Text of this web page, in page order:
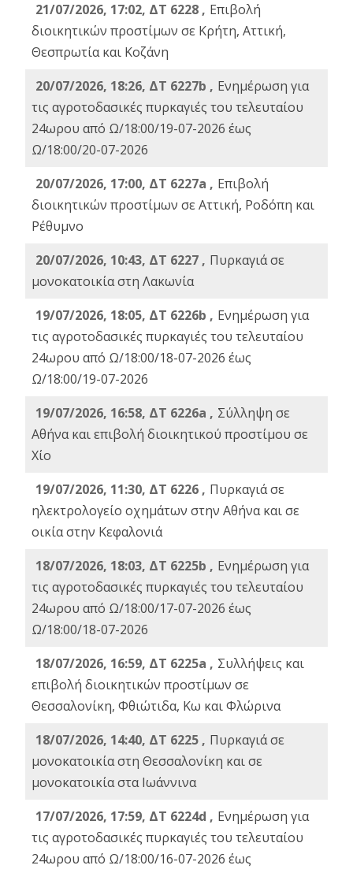
21/07/2026, 17:02, ΔΤ 6228 , Επιβολή
διοικητικών προστίμων σε Κρήτη, Αττική,
Θεσπρωτία και Κοζάνη
20/07/2026, 18:26, ΔΤ 6227b , Ενημέρωση για
τις αγροτοδασικές πυρκαγιές του τελευταίου
24ωρου από Ω/18:00/19-07-2026 έως
Ω/18:00/20-07-2026
20/07/2026, 17:00, ΔΤ 6227a , Επιβολή
διοικητικών προστίμων σε Αττική, Ροδόπη και
Ρέθυμνο
20/07/2026, 10:43, ΔΤ 6227 , Πυρκαγιά σε
μονοκατοικία στη Λακωνία
19/07/2026, 18:05, ΔΤ 6226b , Ενημέρωση για
τις αγροτοδασικές πυρκαγιές του τελευταίου
24ωρου από Ω/18:00/18-07-2026 έως
Ω/18:00/19-07-2026
19/07/2026, 16:58, ΔΤ 6226a , Σύλληψη σε
Αθήνα και επιβολή διοικητικού προστίμου σε
Χίο
19/07/2026, 11:30, ΔΤ 6226 , Πυρκαγιά σε
ηλεκτρολογείο οχημάτων στην Αθήνα και σε
οικία στην Κεφαλονιά
18/07/2026, 18:03, ΔΤ 6225b , Ενημέρωση για
τις αγροτοδασικές πυρκαγιές του τελευταίου
24ωρου από Ω/18:00/17-07-2026 έως
Ω/18:00/18-07-2026
18/07/2026, 16:59, ΔT 6225a , Συλλήψεις και
επιβολή διοικητικών προστίμων σε
Θεσσαλονίκη, Φθιώτιδα, Κω και Φλώρινα
18/07/2026, 14:40, ΔΤ 6225 , Πυρκαγιά σε
μονοκατοικία στη Θεσσαλονίκη και σε
μονοκατοικία στα Ιωάννινα
17/07/2026, 17:59, ΔΤ 6224d , Ενημέρωση για
τις αγροτοδασικές πυρκαγιές του τελευταίου
24ωρου από Ω/18:00/16-07-2026 έως